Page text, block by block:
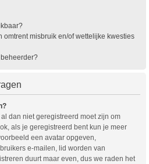
omtrent misbruik en/of wettelijke kwesties
dan niet geregistreerd moet zijn om
als je geregistreerd bent kun je meer
een avatar opgeven,
e-mailen, lid worden van
duurt maar even, dus we raden het